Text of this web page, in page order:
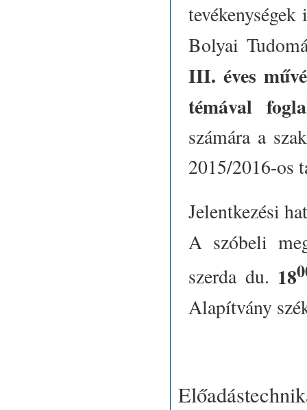
Bolyai
III. éves
témával
számára a
2015/2016-os
Jelentkezési
A szóbeli
szerda du. 18
Alapítvány